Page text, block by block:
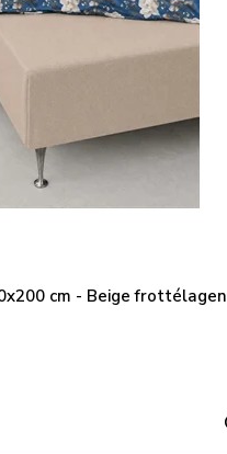
cm - Beige frottélagen